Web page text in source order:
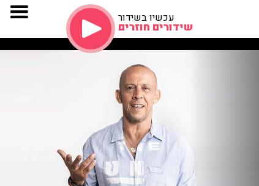
עכשיו בשידור
שידורים חוזרים